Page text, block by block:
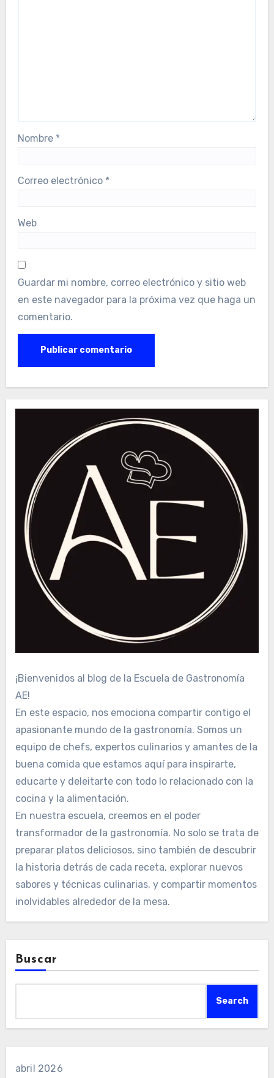
Nombre *
Correo electrónico *
Web
Guardar mi nombre, correo electrónico y sitio web
en este navegador para la próxima vez que haga un
comentario.
¡Bienvenidos al blog de la Escuela de Gastronomía
AE!
En este espacio, nos emociona compartir contigo el
apasionante mundo de la gastronomía. Somos un
equipo de chefs, expertos culinarios y amantes de la
buena comida que estamos aquí para inspirarte,
educarte y deleitarte con todo lo relacionado con la
cocina y la alimentación.
En nuestra escuela, creemos en el poder
transformador de la gastronomía. No solo se trata de
preparar platos deliciosos, sino también de descubrir
la historia detrás de cada receta, explorar nuevos
sabores y técnicas culinarias, y compartir momentos
inolvidables alrededor de la mesa.
Buscar
Search
abril 2026